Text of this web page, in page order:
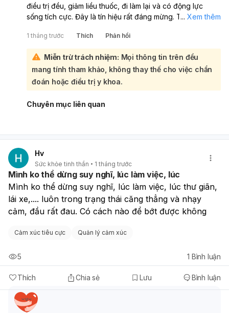
điều trị đều, giảm liều thuốc, đi làm lại và có động lực
sống tích cực. Đây là tín hiệu rất đáng mừng. Tuy nhiên,
theo dõi sát với bác sĩ khi giảm/ngưng thuốc, vì thuốc
chống trầm cảm cần kiên nhẫn và không nên tự ý dừng
đột ngột.:
Việc bạn muốn ngày làm, tối học, chủ nhật làm thêm là rất
năng động, nhưng nên sắp xếp vừa sức để tránh quá tải,
thiếu ngủ hoặc tái phát lo âu/trầm cảm. Hãy ưu tiên ngủ
đủ, ăn uống lành mạnh, vận động đều, giữ nhịp sinh hoạt
dài hoặc giảm hứng thú, bạn nên báo lại bác sĩ sớm.
mình quá nhanh.
... Xem thêm
1 tháng trước Thích Phản hồi
Miễn trừ trách nhiệm: Mọi thông tin trên đều
mang tính tham khảo, không thay thế cho việc chẩn
đoán hoặc điều trị y khoa.
Chuyên mục liên quan
Hv
Sức khỏe tinh thần 1 tháng trước
Mình ko thể dừng suy nghĩ, lúc làm việc, lúc
Mình ko thể dừng suy nghĩ, lúc làm việc, lúc thư giãn,
lái xe,.... luôn trong trạng thái căng thẳng và nhạy
cảm, đầu rất đau. Có cách nào để bớt được không
Cảm xúc tiêu cực Quản lý cảm xúc
Thích Chia sẻ Lưu Bình luận
5 1 Bình luận